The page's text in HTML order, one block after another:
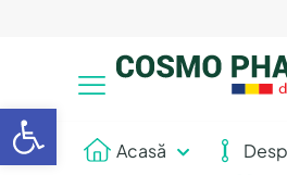
Acasă
Deschide bara de unelte